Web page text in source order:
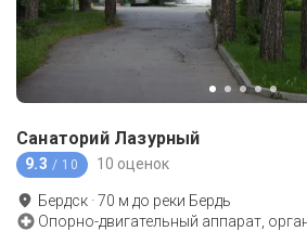
Санаторий Лазурный
9.3 / 10 10 оценок
Бердск ·70 м до реки Бердь
Опорно-двигательный аппарат,